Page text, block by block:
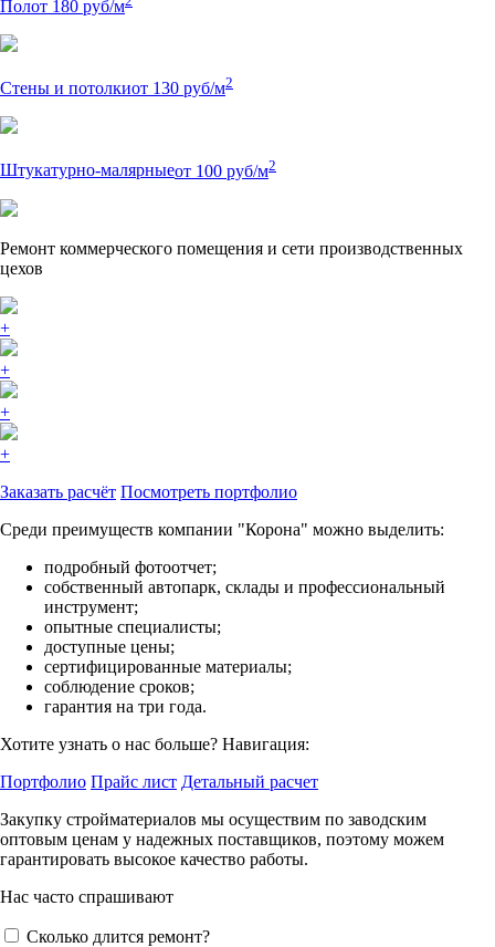
Полот 180 руб/м
Стены и потолкиот 130 руб/м2
Штукатурно-малярныеот 100 руб/м2
Ремонт коммерческого помещения и сети производственных
цехов
+
+
+
+
Заказать расчёт Посмотреть портфолио
Среди преимуществ компании "Корона" можно выделить:
подробный фотоотчет;
собственный автопарк, склады и профессиональный
инструмент;
опытные специалисты;
доступные цены;
сертифицированные материалы;
соблюдение сроков;
гарантия на три года.
Хотите узнать о нас больше? Навигация:
Портфолио Прайс лист Детальный расчет
Закупку стройматериалов мы осуществим по заводским
оптовым ценам у надежных поставщиков, поэтому можем
гарантировать высокое качество работы.
Нас часто спрашивают
Сколько длится ремонт?